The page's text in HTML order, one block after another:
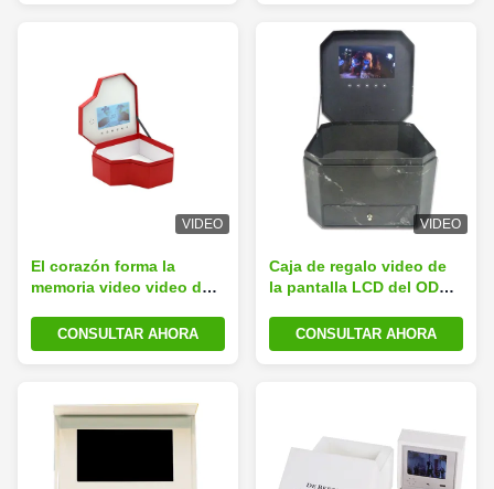
VIDEO
El corazón forma la
memoria video video del
de regalo de la pantalla
LCD del USB 3GP MKV
CONSULTAR AHORA
VIDEO
Caja de regalo video de
la pantalla LCD del ODM
para el negocio de
publicidad
CONSULTAR AHORA